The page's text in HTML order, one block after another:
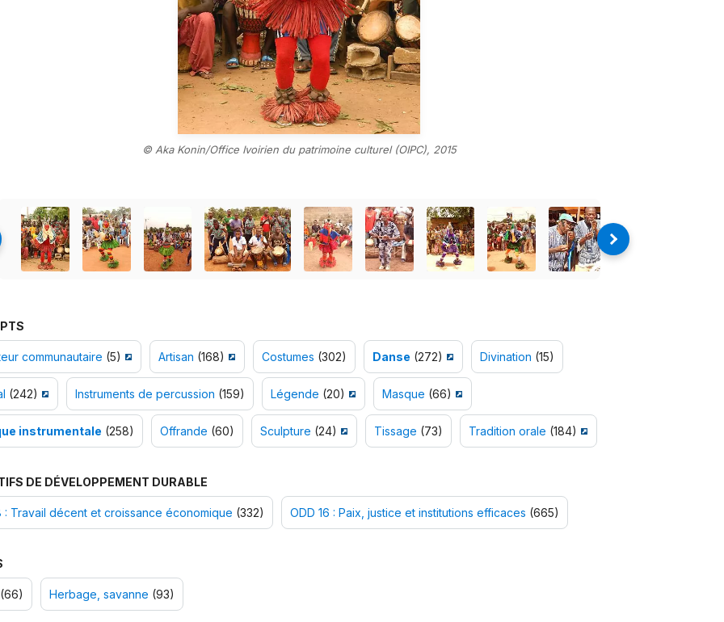
© Aka Konin/Office Ivoirien du patrimoine culturel (OIPC), 2015
communautaire (5) Artisan (168) Costumes (302) Danse (272) Divination (15)
(242) Instruments de percussion (159) Légende (20) Masque (66)
instrumentale (258) Offrande (60) Sculpture (24) Tissage (73) Tradition orale (184)
DE DÉVELOPPEMENT DURABLE
: Travail décent et croissance économique (332) ODD 16 : Paix, justice et institutions efficaces (665)
Herbage, savanne (93)